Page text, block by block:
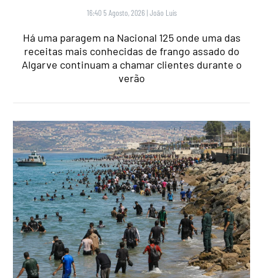
16:40 5 Agosto, 2026 |João Luís
Há uma paragem na Nacional 125 onde uma das
receitas mais conhecidas de frango assado do
Algarve continuam a chamar clientes durante o
verão